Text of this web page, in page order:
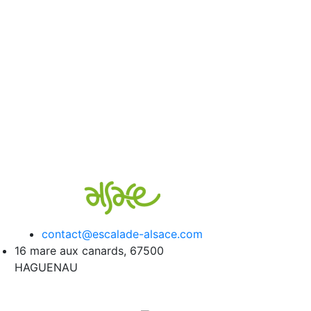
contact@escalade-alsace.com
16 mare aux canards, 67500
HAGUENAU